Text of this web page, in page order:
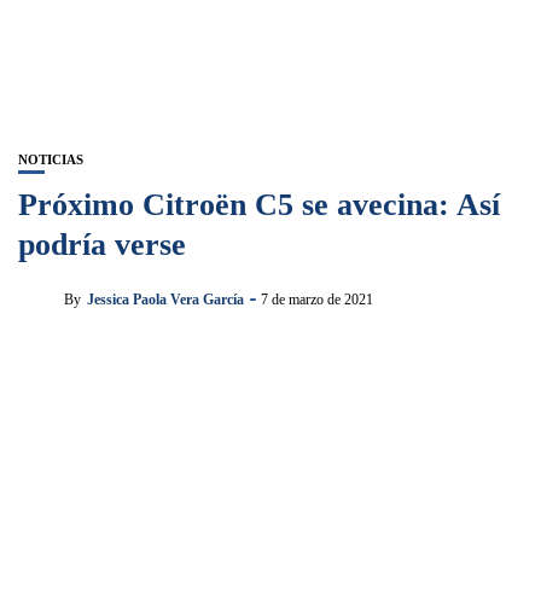
NOTICIAS
Próximo Citroën C5 se avecina: Así
podría verse
By Jessica Paola Vera García 7 de marzo de 2021